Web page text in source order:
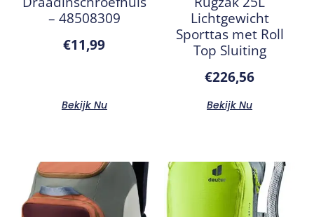
– 48508309
€11,99
Bekijk Nu
Lichtgewicht
Sporttas met Roll
Top Sluiting
€226,56
Bekijk Nu